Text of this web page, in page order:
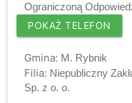
Ograniczoną
POKAŻ TELEFON
Gmina: M. Rybnik
Filia: Niepubliczny
Sp. z o. o.